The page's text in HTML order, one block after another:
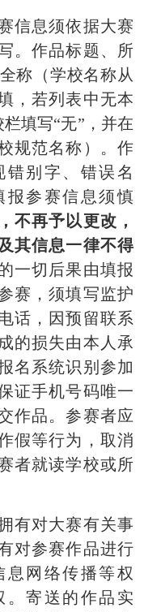
信息须依据大赛
。作品标题、所
称（学校名称从
，若列表中无本
栏填写“无” ， 并在
规范名称）。作
别字、错误名
报参赛信息须慎
不再予以更改，
其信息一律不得
一切后果由填报
赛，须填写监护
话，因预留联系
的损失由本人承
名系统识别参加
证手机号码唯一
作品。参赛者应
假等行为，取消
者就读学校或所
有对大赛有关事
对参赛作品进行
息网络传播等权
。寄送的作品实